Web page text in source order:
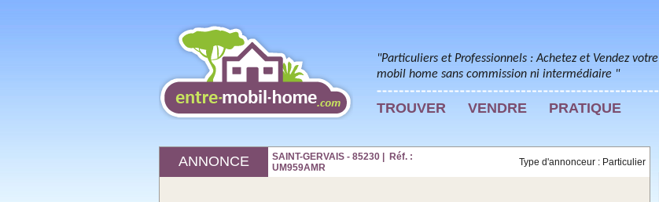
"Particuliers et Professionnels : Achetez et Vendez votre
mobil home sans commission ni intermédiaire "
TROUVER VENDRE PRATIQUE
ANNONCE
SAINT-GERVAIS - 85230 | Réf. :
UM959AMR
Type d'annonceur : Particulier